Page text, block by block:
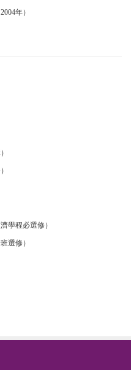
年）
學程必選修）
選修）